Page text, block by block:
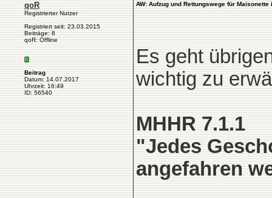
qoR
Registrierter Nutzer
Registriert seit: 23.03.2015
Beiträge: 8
qoR: Offline
Beitrag
Datum: 14.07.2017
Uhrzeit: 16:49
ID: 56540
AW: Aufzug und Rettungswege für Maisonette
Es geht
wichtig zu
MHHR 7.1.1
"Jedes
angefahren